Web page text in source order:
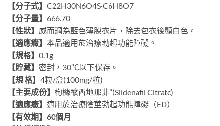
【分子式】 C22H30N6O4S·C6H8O7
【分子量】 666.70
【性狀】 威而鋼為藍色薄膜衣片，除去包衣後顯白色。
【適應癥】 本品適用於治療勃起功能障礙。
【規格】 0.1g
【貯藏】 密封，30℃以下保存。
【規 格】 4粒/盒(100mg/粒)
【主要成份】 枸櫞酸西地那非”(Sildenafil Citratc)
【適應癥】 適用於治療陰莖勃起功能障礙（ED）
【有效期】60個月